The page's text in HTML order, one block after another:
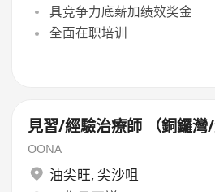
具竞争力底薪加绩效奖金
全面在职培训
見習/經驗治療師 （銅鑼灣/
OONA
油尖旺, 尖沙咀